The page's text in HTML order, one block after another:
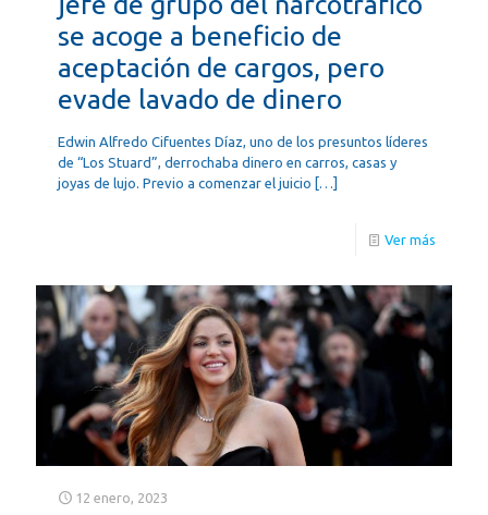
se acoge a beneficio de
aceptación de cargos, pero
evade lavado de dinero
Edwin Alfredo Cifuentes Díaz, uno de los presuntos líderes
de “Los Stuard”, derrochaba dinero en carros, casas y
joyas de lujo. Previo a comenzar el juicio […]
Ver más
12 enero, 2023